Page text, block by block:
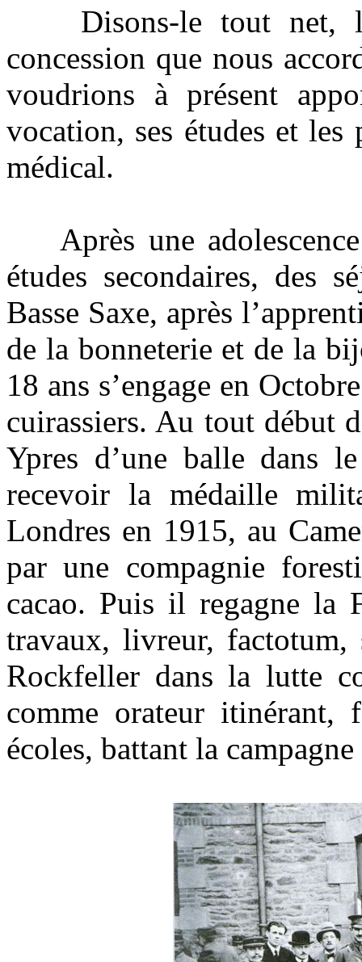
Disons-le tout net, la
concession que nous
voudrions à présent
vocation, ses études et les
médical.
Après une adolescence
études secondaires, des
Basse Saxe, après
de la bonneterie et de la
18 ans s’engage en
cuirassiers. Au tout début
Ypres d’une balle dans
recevoir la médaille
Londres en 1915, au
par une compagnie
cacao. Puis il regagne la
travaux, livreur, factotum,
Rockfeller dans la lutte
comme orateur itinérant,
écoles, battant la